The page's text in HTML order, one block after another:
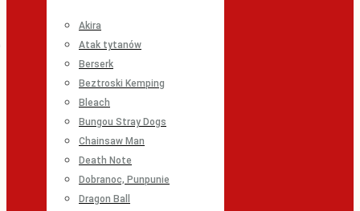
Akira
Atak tytanów
Berserk
Beztroski Kemping
Bleach
Bungou Stray Dogs
Chainsaw Man
Death Note
Dobranoc, Punpunie
Dragon Ball